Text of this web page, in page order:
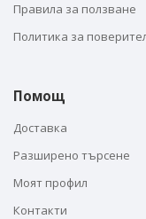
Правила за ползване
Политика за
Помощ
Доставка
Разширено търсене
Моят профил
Контакти